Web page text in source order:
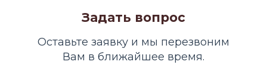
Задать вопрос
Оставьте заявку и мы перезвоним
Вам в ближайшее время.